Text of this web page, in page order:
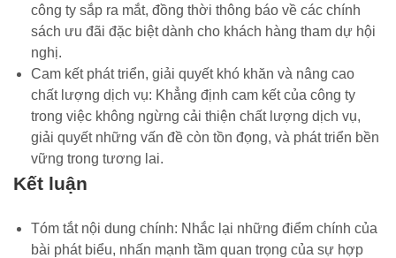
công ty sắp ra mắt, đồng thời thông báo về các chính
sách ưu đãi đặc biệt dành cho khách hàng tham dự hội
nghị.
Cam kết phát triển, giải quyết khó khăn và nâng cao
chất lượng dịch vụ: Khẳng định cam kết của công ty
trong việc không ngừng cải thiện chất lượng dịch vụ,
giải quyết những vấn đề còn tồn đọng, và phát triển bền
vững trong tương lai.
Kết luận
Tóm tắt nội dung chính: Nhắc lại những điểm chính của
bài phát biểu, nhấn mạnh tầm quan trọng của sự hợp